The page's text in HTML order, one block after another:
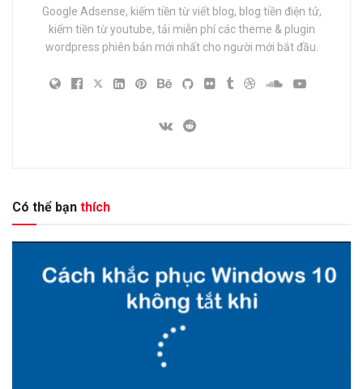
Google Adsense, kiếm tiền từ viết blog, blog tiền điện tử,
kiếm tiền từ youtube, tải miễn phí các theme & plugin
wordpress phiên bản mới nhất cho người mới bắt đầu.
Có thể bạn thích